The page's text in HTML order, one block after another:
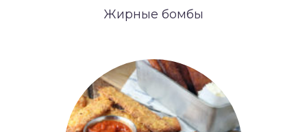
Жирные бомбы